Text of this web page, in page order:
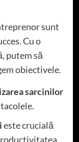
sunt
Cu o
putem să
obiectivele.
sarcinilor
este crucială